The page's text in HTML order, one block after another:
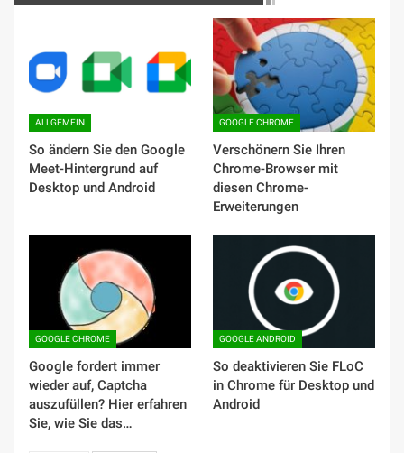
ALLGEMEIN
So ändern Sie den Google
Meet-Hintergrund auf
Desktop und Android
GOOGLE CHROME
Verschönern Sie Ihren
Chrome-Browser mit
diesen Chrome-
Erweiterungen
GOOGLE CHROME
Google fordert immer
wieder auf, Captcha
auszufüllen? Hier erfahren
Sie, wie Sie das…
GOOGLE ANDROID
So deaktivieren Sie FLoC
in Chrome für Desktop und
Android